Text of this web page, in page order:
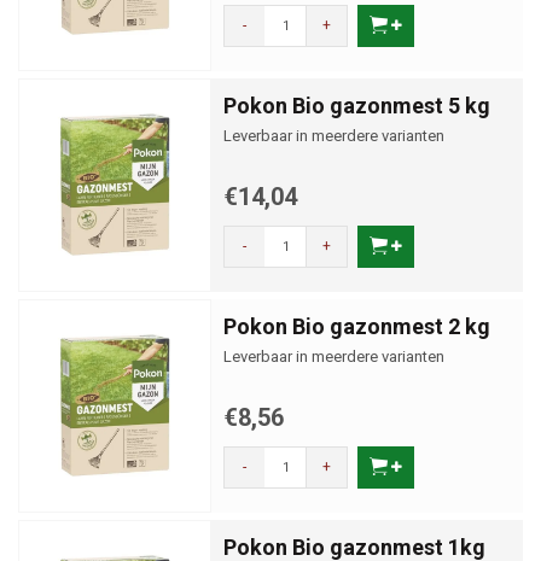
- +
Pokon Bio gazonmest 5 kg
Leverbaar in meerdere varianten
€14,04
- +
Pokon Bio gazonmest 2 kg
Leverbaar in meerdere varianten
€8,56
- +
Pokon Bio gazonmest 1kg